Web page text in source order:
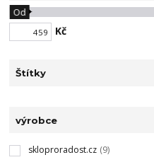
Kč
Od
Štítky
výrobce
skloproradost.cz (9)